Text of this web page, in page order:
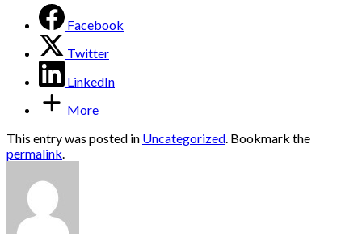
Facebook
Twitter
LinkedIn
More
This entry was posted in Uncategorized. Bookmark the
permalink.